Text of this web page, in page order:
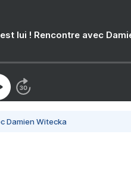
lui ! Rencontre avec
Damien Witecka